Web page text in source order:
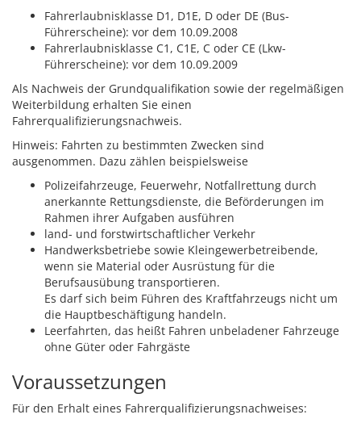
Fahrerlaubnisklasse D1, D1E, D oder DE (Bus-
Führerscheine): vor dem 10.09.2008
Fahrerlaubnisklasse C1, C1E, C oder CE (Lkw-
Führerscheine): vor dem 10.09.2009
Als Nachweis der Grundqualifikation sowie der regelmäßigen
Weiterbildung erhalten Sie einen
Fahrerqualifizierungsnachweis.
Hinweis: Fahrten zu bestimmten Zwecken sind
ausgenommen. Dazu zählen beispielsweise
Polizeifahrzeuge, Feuerwehr, Notfallrettung durch
anerkannte Rettungsdienste, die Beförderungen im
Rahmen ihrer Aufgaben ausführen
land- und forstwirtschaftlicher Verkehr
Handwerksbetriebe sowie Kleingewerbetreibende,
wenn sie Material oder Ausrüstung für die
Berufsausübung transportieren.
Es darf sich beim Führen des Kraftfahrzeugs nicht um
die Hauptbeschäftigung handeln.
Leerfahrten, das heißt Fahren unbeladener Fahrzeuge
ohne Güter oder Fahrgäste
Voraussetzungen
Für den Erhalt eines Fahrerqualifizierungsnachweises: